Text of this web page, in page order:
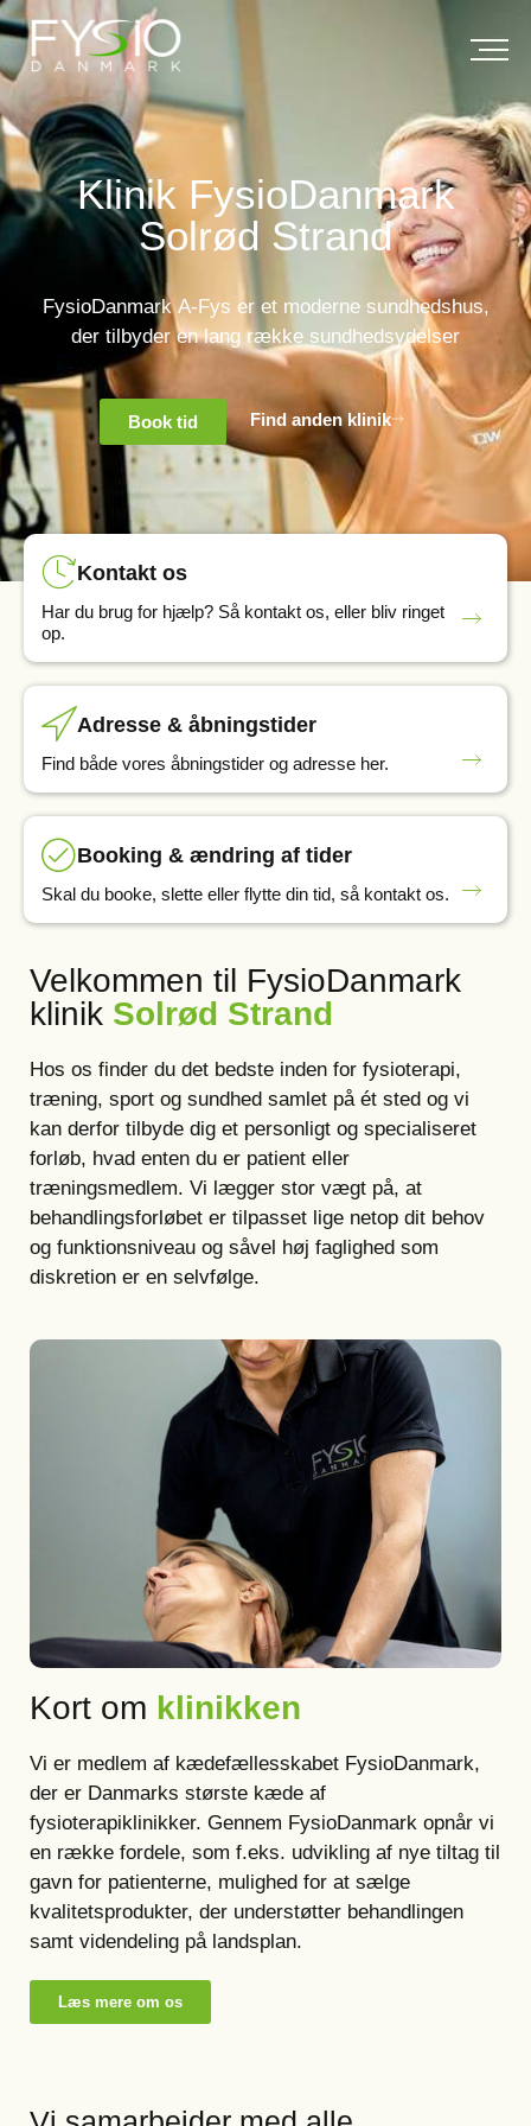
Klinik FysioDanmark
Solrød Strand
FysioDanmark A-Fys er et moderne sundhedshus,
der tilbyder en lang række sundhedsydelser
Book tid Find anden klinik
Kontakt os
Har du brug for hjælp? Så kontakt os, eller bliv ringet
op.
Adresse & åbningstider
Find både vores åbningstider og adresse her.
Booking & ændring af tider
Skal du booke, slette eller flytte din tid, så kontakt os.
Velkommen til FysioDanmark
klinik Solrød Strand
Hos os finder du det bedste inden for fysioterapi,
træning, sport og sundhed samlet på ét sted og vi
kan derfor tilbyde dig et personligt og specialiseret
forløb, hvad enten du er patient eller
træningsmedlem. Vi lægger stor vægt på, at
behandlingsforløbet er tilpasset lige netop dit behov
og funktionsniveau og såvel høj faglighed som
diskretion er en selvfølge.
Kort om klinikken
Vi er medlem af kædefællesskabet FysioDanmark,
der er Danmarks største kæde af
fysioterapiklinikker. Gennem FysioDanmark opnår vi
en række fordele, som f.eks. udvikling af nye tiltag til
gavn for patienterne, mulighed for at sælge
kvalitetsprodukter, der understøtter behandlingen
samt videndeling på landsplan.
Læs mere om os